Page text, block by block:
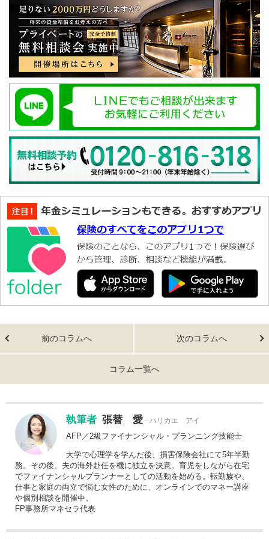
前のコラムへ 次のコラムへ
コラム一覧へ
執筆者 張替 愛 ハリカエ アイ
AFP／2級ファイナンシャル・プランニング技能士
大学で心理学を学んだ後、損害保険会社にて5年半勤
務。その後、夫の海外赴任を機に独立を決意。育児をしながら在宅
でファイナンシャルプランナーとしての活動を始める。転勤族や、
仕事と家庭の両立で悩む女性のために、オンラインでのマネー講座
や個別相談を開催中。
FP事務所マネセラ代表